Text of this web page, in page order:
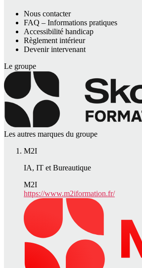
Nous contacter
FAQ – Informations pratiques
Accessibilité handicap
Règlement intérieur
Devenir intervenant
Le groupe
Les autres marques du groupe
M2I
IA, IT et Bureautique
M2I
https://www.m2iformation.fr/